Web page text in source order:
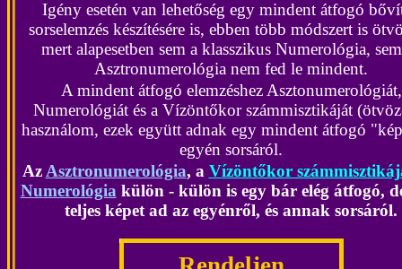
Igény esetén van lehetőség egy mindent átfogó
sorselemzés készítésére is, ebben több módszert is
mert alapesetben sem a klasszikus Numerológia,
Asztronumerológia nem fed le mindent.
A mindent átfogó elemzéshez Asztonumerológiát,
Numerológiát és a Vízöntőkor számmisztikáját
használom, ezek együtt adnak egy mindent átfogó
egyén sorsáról.
Az Asztronumerológia, a Vízöntőkor
Numerológia külön - külön is egy bár elég átfogó,
teljes képet ad az egyénről, és annak sorsáról.